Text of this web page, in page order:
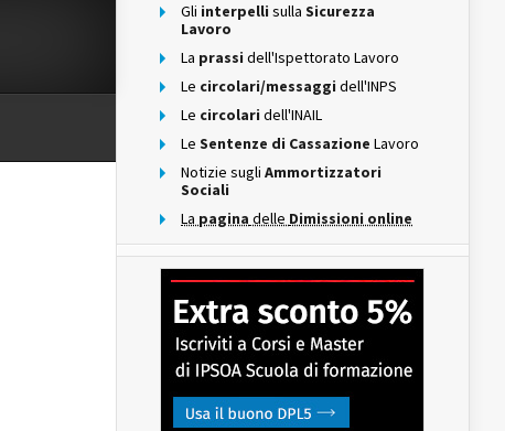
Gli interpelli sulla Sicurezza
Lavoro
La prassi dell'Ispettorato Lavoro
Le circolari/messaggi dell'INPS
Le circolari dell'INAIL
Le Sentenze di Cassazione Lavoro
Notizie sugli Ammortizzatori
Sociali
La pagina delle Dimissioni online